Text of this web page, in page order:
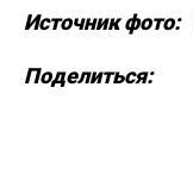
Источник фото:
Поделиться: